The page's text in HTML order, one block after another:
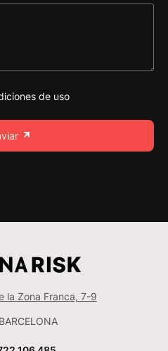
de uso
la Zona Franca, 7-9